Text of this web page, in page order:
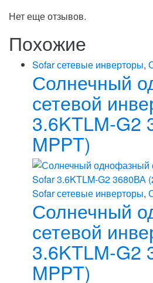
Нет еще отзывов.
Похожие
Sofar сетевые инверторы,
Солнечный
сетевой
3.6KTLM-G2
MPPT)
Sofar сетевые инверторы,
Солнечный
сетевой
3.6KTLM-G2
MPPT)